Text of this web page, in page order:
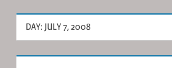
DAY: JULY 7, 2008